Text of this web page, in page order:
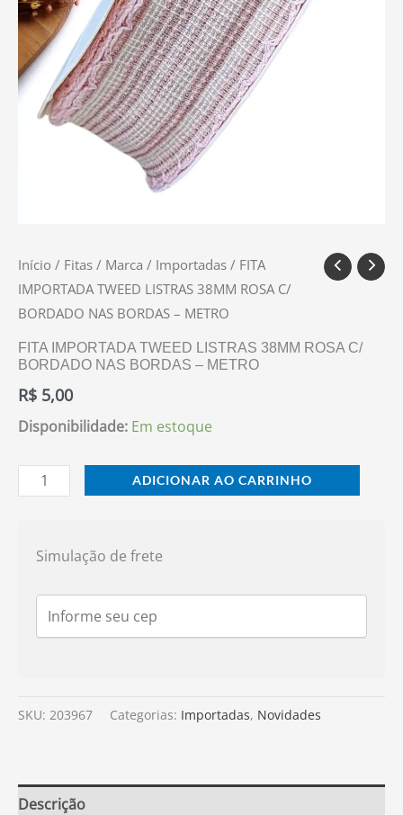
Início / Fitas / Marca / Importadas / FITA
IMPORTADA TWEED LISTRAS 38MM ROSA C/
BORDADO NAS BORDAS – METRO
FITA IMPORTADA TWEED LISTRAS 38MM ROSA C/
BORDADO NAS BORDAS – METRO
R$ 5,00
Disponibilidade: Em estoque
METRO
quantidade
ADICIONAR AO CARRINHO
Simulação de frete
SKU: 203967 Categorias: Importadas, Novidades
Descrição